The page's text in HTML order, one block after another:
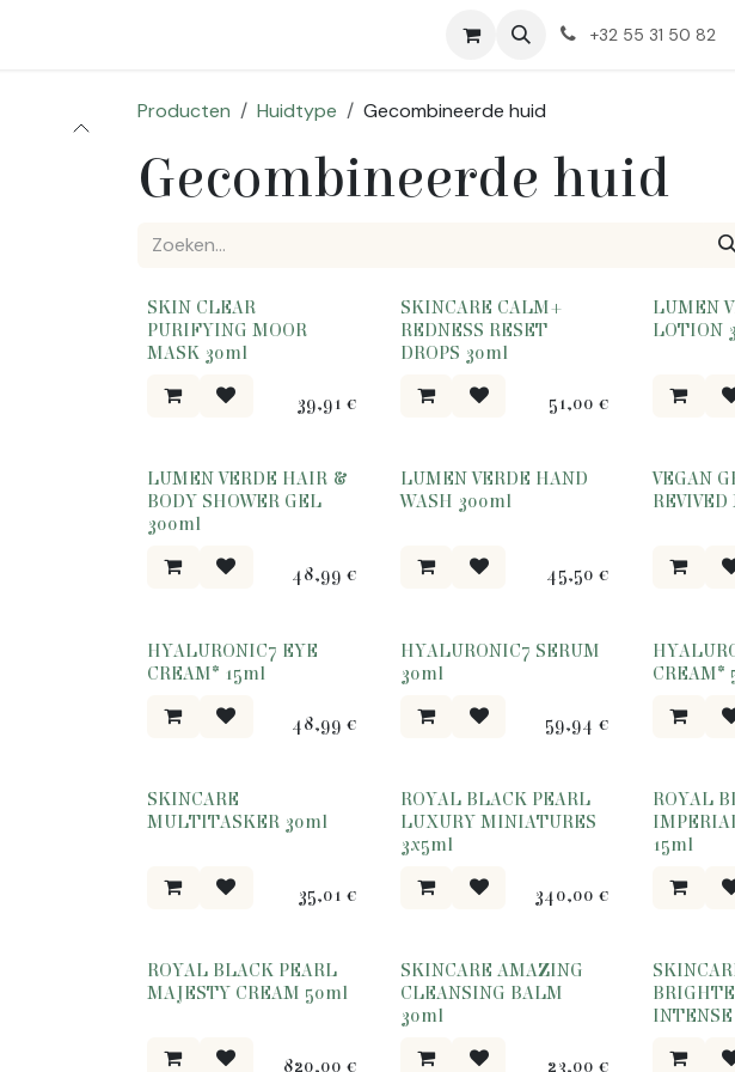
+32 55 31 50 82
Producten Huidtype Gecombineerde huid
Gecombineerde huid
SKIN CLEAR
PURIFYING MOOR
MASK 30ml
39,91 €
SKINCARE CALM+
REDNESS RESET
DROPS 30ml
51,00 €
LUMEN
LOTION
LUMEN VERDE HAIR &
BODY SHOWER GEL
300ml
48,99 €
LUMEN VERDE HAND
WASH 300ml
45,50 €
VEGAN
HYALURONIC7 EYE
CREAM* 15ml
48,99 €
HYALURONIC7 SERUM
30ml
59,94 €
CREAM*
SKINCARE
MULTITASKER 30ml
35,01 €
ROYAL BLACK PEARL
LUXURY MINIATURES
3x5ml
340,00 €
ROYAL
15ml
ROYAL BLACK PEARL
MAJESTY CREAM 50ml
820,00 €
SKINCARE AMAZING
CLEANSING BALM
30ml
23,00 €